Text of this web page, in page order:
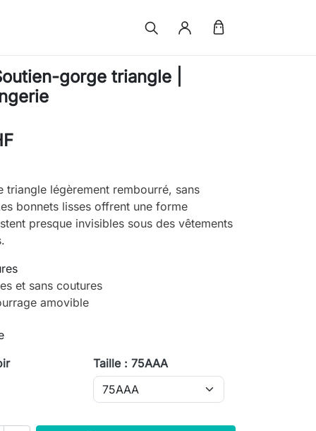
gorge triangle |
triangle légèrement rembourré, sans
bonnets lisses offrent une forme
presque invisibles sous des vêtements
et sans coutures
amovible
Taille : 75AAA